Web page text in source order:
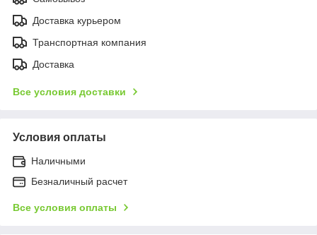
Доставка курьером
Транспортная компания
Доставка
Все условия доставки
Условия оплаты
Наличными
Безналичный расчет
Все условия оплаты